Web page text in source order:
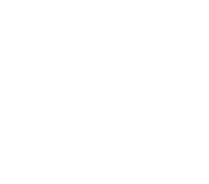
con l'aiuto dei